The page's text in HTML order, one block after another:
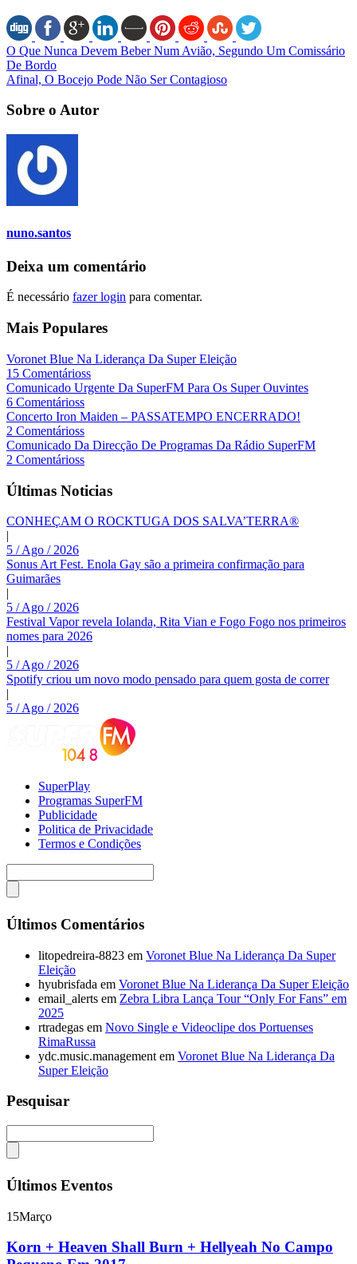
O Que Nunca Devem Beber Num Avião, Segundo Um Comissário
De Bordo
Afinal, O Bocejo Pode Não Ser Contagioso
Sobre o Autor
nuno.santos
Deixa um comentário
É necessário fazer login para comentar.
Mais Populares
Voronet Blue Na Liderança Da Super Eleição
15 Comentárioss
Comunicado Urgente Da SuperFM Para Os Super Ouvintes
6 Comentárioss
Concerto Iron Maiden – PASSATEMPO ENCERRADO!
2 Comentárioss
Comunicado Da Direcção De Programas Da Rádio SuperFM
2 Comentárioss
Últimas Noticias
CONHEÇAM O ROCKTUGA DOS SALVA’TERRA®
|
5 / Ago / 2026
Sonus Art Fest. Enola Gay são a primeira confirmação para
Guimarães
|
5 / Ago / 2026
Festival Vapor revela Iolanda, Rita Vian e Fogo Fogo nos primeiros
nomes para 2026
|
5 / Ago / 2026
Spotify criou um novo modo pensado para quem gosta de correr
|
5 / Ago / 2026
SuperPlay
Programas SuperFM
Publicidade
Politica de Privacidade
Termos e Condições
Últimos Comentários
litopedreira-8823 em Voronet Blue Na Liderança Da Super
Eleição
hyubrisfada em Voronet Blue Na Liderança Da Super Eleição
email_alerts em Zebra Libra Lança Tour “Only For Fans” em
2025
rtradegas em Novo Single e Videoclipe dos Portuenses
RimaRussa
ydc.music.management em Voronet Blue Na Liderança Da
Super Eleição
Pesquisar
Últimos Eventos
15Março
Korn + Heaven Shall Burn + Hellyeah No Campo